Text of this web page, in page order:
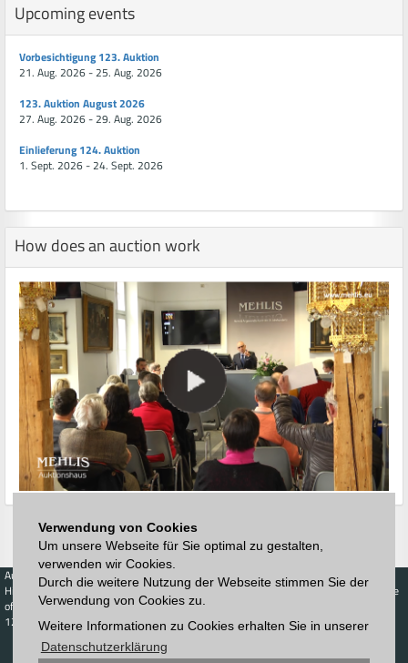
Verwendung von Cookies
Um unsere Webseite für Sie optimal zu gestalten,
verwenden wir Cookies.
Durch die weitere Nutzung der Webseite stimmen Sie der
Verwendung von Cookies zu.
Weitere Informationen zu Cookies erhalten Sie in unserer
Datenschutzerklärung
Upcoming events
Vorbesichtigung 123. Auktion
21. Aug. 2026 - 25. Aug. 2026
123. Auktion August 2026
27. Aug. 2026 - 29. Aug. 2026
Einlieferung 124. Auktion
1. Sept. 2026 - 24. Sept. 2026
How does an auction work
Auctions
Highest acceptance
of bids
123. Auktion
Catalog
Buy
Live-Auction
Calendar
Sell
Price Database
Highest acceptance
Auction house